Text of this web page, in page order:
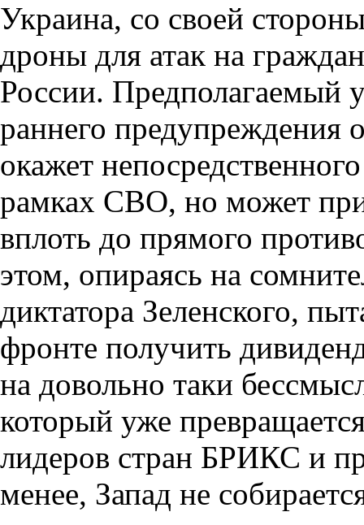
Украина, со своей
дроны для атак на
России. Предполагаемый
раннего предупреждения
окажет
рамках СВО, но может
вплоть до прямого
этом, опираясь на
диктатора Зеленского,
фронте получить
на довольно таки
который уже
лидеров стран БРИКС и
менее, Запад не